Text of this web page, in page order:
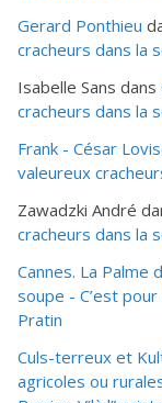
Gerard Ponthieu
cracheurs dans la
Isabelle Sans dans
cracheurs dans la
Frank - César
valeureux
Zawadzki André
cracheurs dans la
Cannes. La Palme
soupe - C’est
Pratin
Culs-terreux et
agricoles ou